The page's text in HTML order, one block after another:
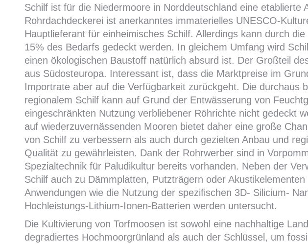
Schilf ist für die Niedermoore in Norddeutschland eine etablierte
Rohrdachdeckerei ist anerkanntes immaterielles UNESCO-
Hauptlieferant für einheimisches Schilf. Allerdings kann durch
15% des Bedarfs gedeckt werden. In gleichem Umfang wird
einen ökologischen Baustoff natürlich absurd ist. Der Großteil
aus Südosteuropa. Interessant ist, dass die Marktpreise im
Importrate aber auf die Verfügbarkeit zurückgeht. Die durchaus
regionalem Schilf kann auf Grund der Entwässerung von
eingeschränkten Nutzung verbliebener Röhrichte nicht gedeckt
auf wiederzuvernässenden Mooren bietet daher eine große
von Schilf zu verbessern als auch durch gezielten Anbau und
Qualität zu gewährleisten. Dank der Rohrwerber sind in
Spezialtechnik für Paludikultur bereits vorhanden. Neben der
Schilf auch zu Dämmplatten, Putzträgern oder
Anwendungen wie die Nutzung der spezifischen 3D- Silicium-
Hochleistungs-Lithium-Ionen-Batterien werden untersucht.
Die Kultivierung von Torfmoosen ist sowohl eine nachhaltige
degradiertes Hochmoorgrünland als auch der Schlüssel, um